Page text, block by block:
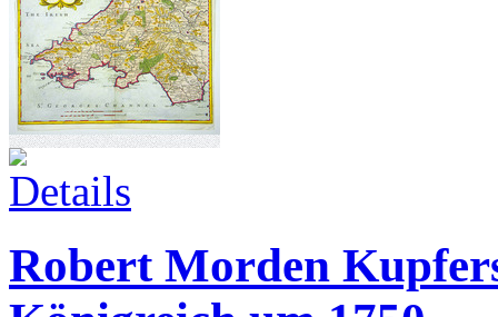
Robert Morden